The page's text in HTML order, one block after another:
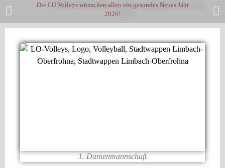
Die LO Volleys wünschen allen ein gesundes Neues Jahr
2026!
1. Damenmannschaft